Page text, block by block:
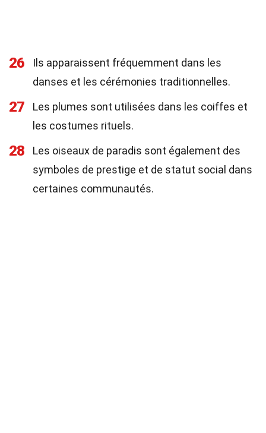
26
Ils apparaissent fréquemment dans les
danses et les cérémonies traditionnelles.
27
Les plumes sont utilisées dans les coiffes et
les costumes rituels.
28
Les oiseaux de paradis sont également des
symboles de prestige et de statut social dans
certaines communautés.